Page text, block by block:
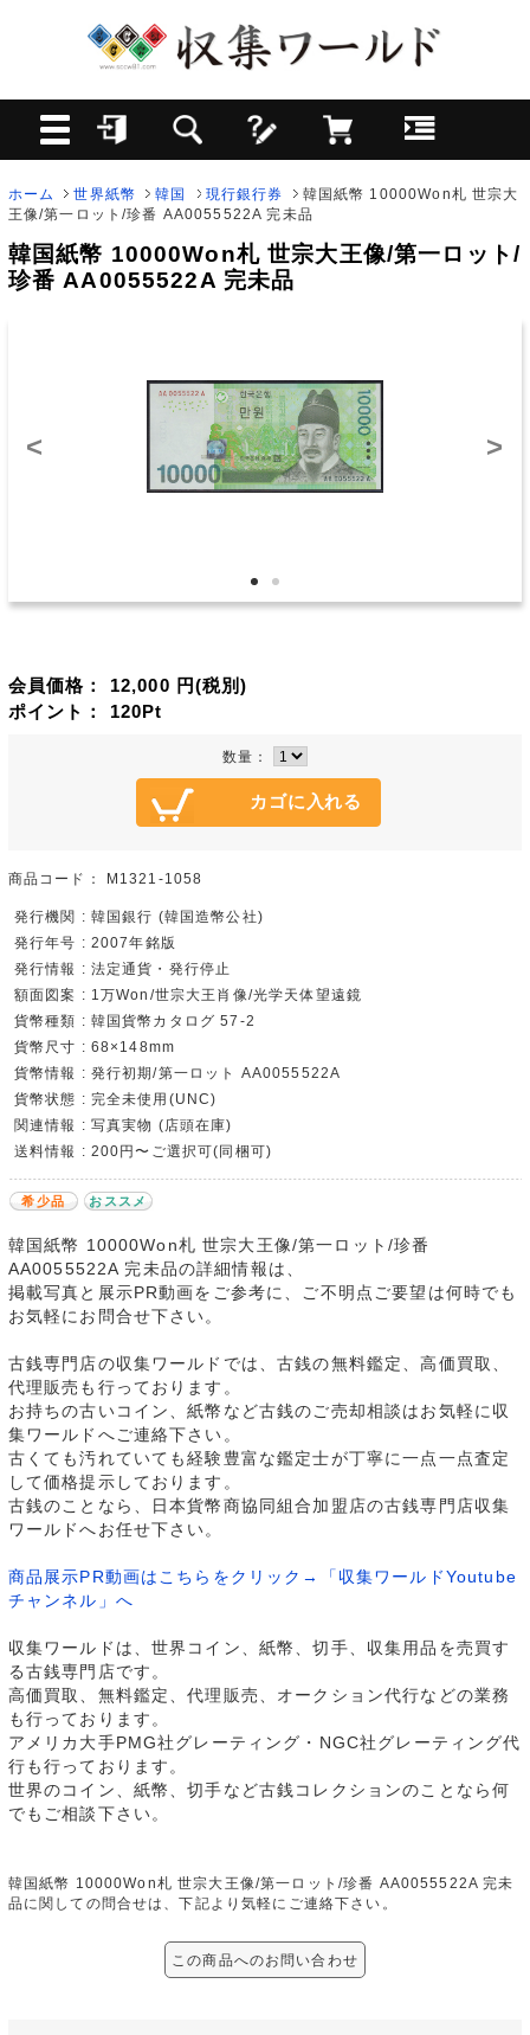
ホーム 世界紙幣 韓国 現行銀行券
韓国紙幣 10000Won札 世宗大
王像/第一ロット/珍番 AA0055522A 完未品
韓国紙幣 10000Won札 世宗大王像/第一ロット/
珍番 AA0055522A 完未品
< >
会員価格： 12,000 円(税別)
ポイント： 120Pt
数量：
商品コード： M1321-1058
発行機関 : 韓国銀行 (韓国造幣公社)
発行年号 : 2007年銘版
発行情報 : 法定通貨・発行停止
額面図案 : 1万Won/世宗大王肖像/光学天体望遠鏡
貨幣種類 : 韓国貨幣カタログ 57-2
貨幣尺寸 : 68×148mm
貨幣情報 : 発行初期/第一ロット AA0055522A
貨幣状態 : 完全未使用(UNC)
関連情報 : 写真実物 (店頭在庫)
送料情報 : 200円〜ご選択可(同梱可)
希少品 おススメ
韓国紙幣 10000Won札 世宗大王像/第一ロット/珍番
AA0055522A 完未品の詳細情報は、
掲載写真と展示PR動画をご参考に、ご不明点ご要望は何時でも
お気軽にお問合せ下さい。
古銭専門店の収集ワールドでは、古銭の無料鑑定、高価買取、
代理販売も行っております。
お持ちの古いコイン、紙幣など古銭のご売却相談はお気軽に収
集ワールドへご連絡下さい。
古くても汚れていても経験豊富な鑑定士が丁寧に一点一点査定
して価格提示しております。
古銭のことなら、日本貨幣商協同組合加盟店の古銭専門店収集
ワールドへお任せ下さい。
商品展示PR動画はこちらをクリック→「収集ワールドYoutube
チャンネル」へ
収集ワールドは、世界コイン、紙幣、切手、収集用品を売買す
る古銭専門店です。
高価買取、無料鑑定、代理販売、オークション代行などの業務
も行っております。
アメリカ大手PMG社グレーティング・NGC社グレーティング代
行も行っております。
世界のコイン、紙幣、切手など古銭コレクションのことなら何
でもご相談下さい。
韓国紙幣 10000Won札 世宗大王像/第一ロット/珍番 AA0055522A 完未
品に関しての問合せは、下記より気軽にご連絡下さい。
この商品へのお問い合わせ